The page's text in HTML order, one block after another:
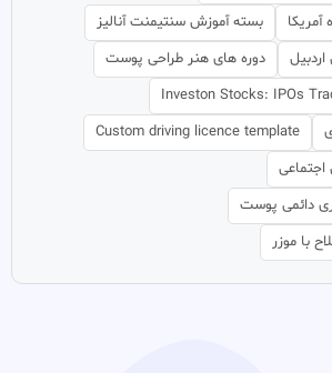
آمریکا
بسته آموزش سنتیمنت آنالیز
دوره های هنر طراحی پوست
Investon Stocks: IPOs
Custom driving licence template
اجتماعی
دائمی پوست
با موزر